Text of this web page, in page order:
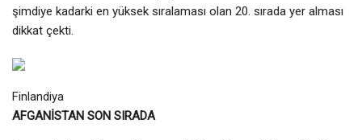
şimdiye kadarki en yüksek sıralaması olan 20. sırada yer alması
dikkat çekti.
Finlandiya
AFGANİSTAN SON SIRADA